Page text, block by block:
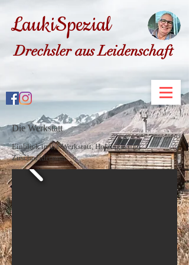
LaukiSpezial
Drechsler aus Leidenschaft
Die Werkstatt
Einblick in die Werkstatt, Holzlager und
Zuschneideraum